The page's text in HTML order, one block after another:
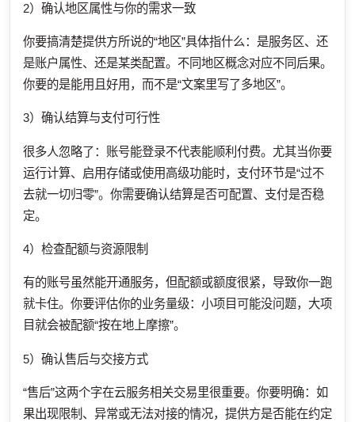
2）确认地区属性与你的需求一致
你要搞清楚提供方所说的“地区”具体指什么：是服务区、还
是账户属性、还是某类配置。不同地区概念对应不同后果。
你要的是能用且好用，而不是“文案里写了多地区”。
3）确认结算与支付可行性
很多人忽略了：账号能登录不代表能顺利付费。尤其当你要
运行计算、启用存储或使用高级功能时，支付环节是“过不
去就一切归零”。你需要确认结算是否可配置、支付是否稳
定。
4）检查配额与资源限制
有的账号虽然能开通服务，但配额或额度很紧，导致你一跑
就卡住。你要评估你的业务量级：小项目可能没问题，大项
目就会被配额“按在地上摩擦”。
5）确认售后与交接方式
“售后”这两个字在云服务相关交易里很重要。你要明确：如
果出现限制、异常或无法对接的情况，提供方是否能在约定